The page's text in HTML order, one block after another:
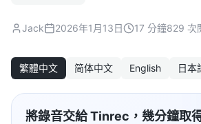
Jack 2026年1月13日 17 分鐘829 次
繁體中文 简体中文 English 日本
將錄音交給 Tinrec，幾分鐘取